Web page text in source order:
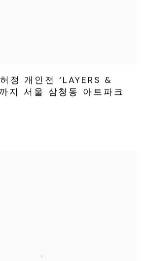
정 개인전 ‘LAYERS &
지 서울 삼청동 아트파크